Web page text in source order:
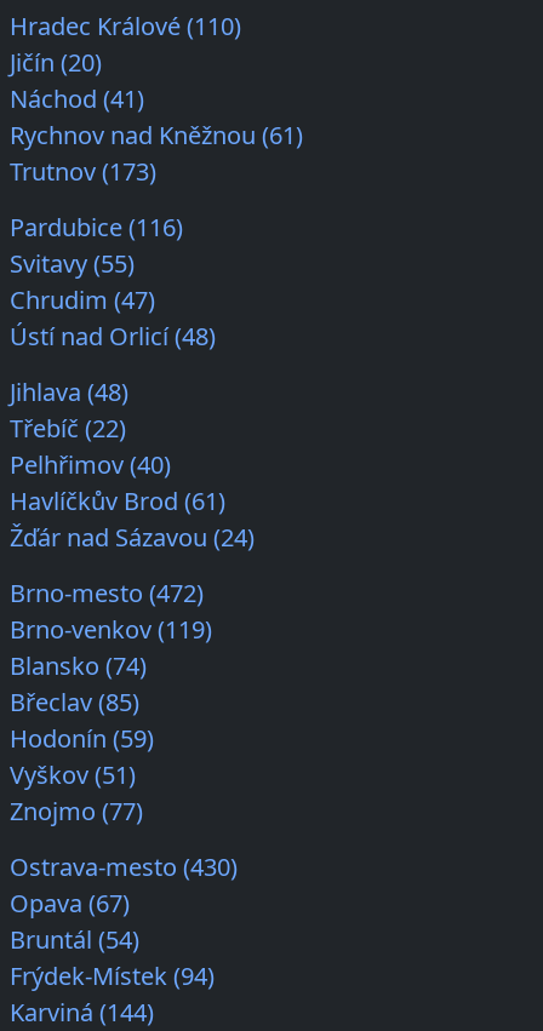
Hradec Králové (110)
Jičín (20)
Náchod (41)
Rychnov nad Kněžnou (61)
Trutnov (173)
Pardubice (116)
Svitavy (55)
Chrudim (47)
Ústí nad Orlicí (48)
Jihlava (48)
Třebíč (22)
Pelhřimov (40)
Havlíčkův Brod (61)
Žďár nad Sázavou (24)
Brno-mesto (472)
Brno-venkov (119)
Blansko (74)
Břeclav (85)
Hodonín (59)
Vyškov (51)
Znojmo (77)
Ostrava-mesto (430)
Opava (67)
Bruntál (54)
Frýdek-Místek (94)
Karviná (144)